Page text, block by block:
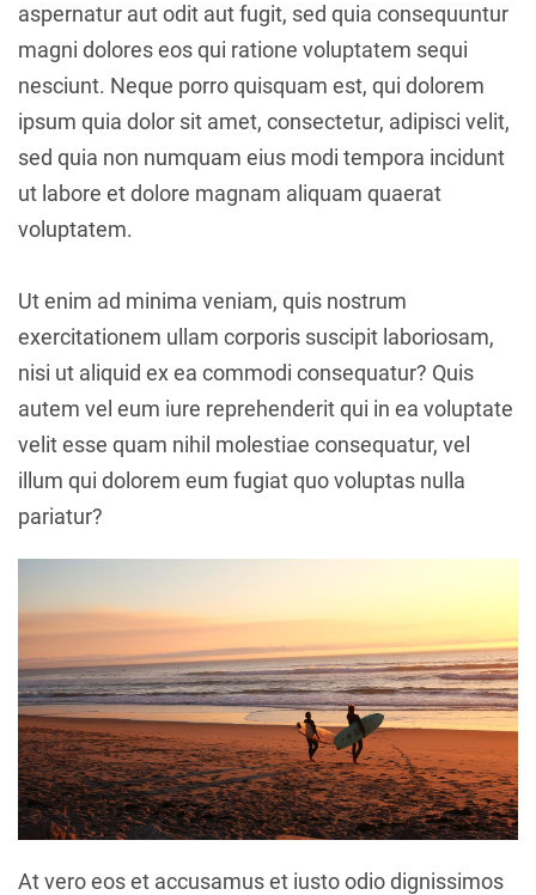
aspernatur aut odit aut fugit, sed quia consequuntur
magni dolores eos qui ratione voluptatem sequi
nesciunt. Neque porro quisquam est, qui dolorem
ipsum quia dolor sit amet, consectetur, adipisci velit,
sed quia non numquam eius modi tempora incidunt
ut labore et dolore magnam aliquam quaerat
voluptatem.
Ut enim ad minima veniam, quis nostrum
exercitationem ullam corporis suscipit laboriosam,
nisi ut aliquid ex ea commodi consequatur? Quis
autem vel eum iure reprehenderit qui in ea voluptate
velit esse quam nihil molestiae consequatur, vel
illum qui dolorem eum fugiat quo voluptas nulla
pariatur?
At vero eos et accusamus et iusto odio dignissimos